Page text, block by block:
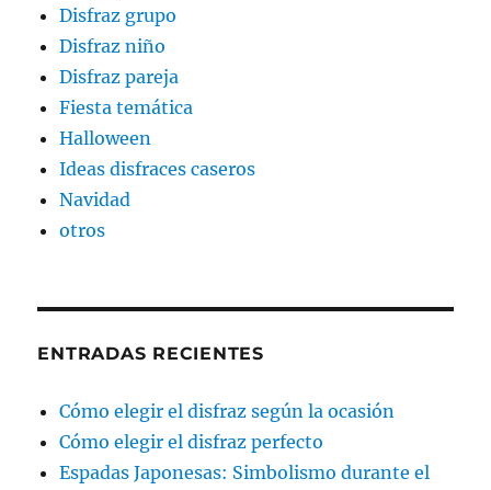
Disfraz grupo
Disfraz niño
Disfraz pareja
Fiesta temática
Halloween
Ideas disfraces caseros
Navidad
otros
ENTRADAS RECIENTES
Cómo elegir el disfraz según la ocasión
Cómo elegir el disfraz perfecto
Espadas Japonesas: Simbolismo durante el